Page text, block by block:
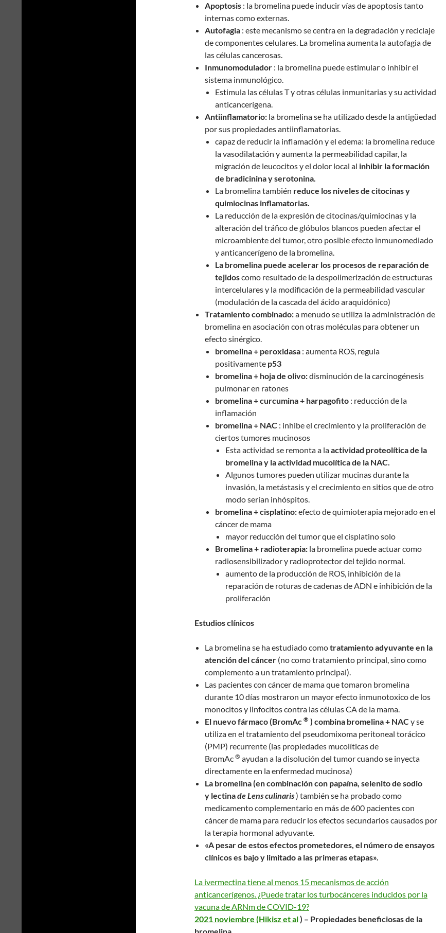
Apoptosis : la bromelina puede inducir vías de apoptosis tanto
internas como externas.
Autofagia : este mecanismo se centra en la degradación y reciclaje
de componentes celulares. La bromelina aumenta la autofagia de
las células cancerosas.
Inmunomodulador : la bromelina puede estimular o inhibir el
sistema inmunológico.
Estimula las células T y otras células inmunitarias y su actividad
anticancerígena.
Antiinflamatorio: la bromelina se ha utilizado desde la antigüedad
por sus propiedades antiinflamatorias.
capaz de reducir la inflamación y el edema: la bromelina reduce
la vasodilatación y aumenta la permeabilidad capilar, la
migración de leucocitos y el dolor local al inhibir la formación
de bradicinina y serotonina.
La bromelina también reduce los niveles de citocinas y
quimiocinas inflamatorias.
La reducción de la expresión de citocinas/quimiocinas y la
alteración del tráfico de glóbulos blancos pueden afectar el
microambiente del tumor, otro posible efecto inmunomediado
y anticancerígeno de la bromelina.
La bromelina puede acelerar los procesos de reparación de
tejidoscomo resultado de la despolimerización de estructuras
intercelulares y la modificación de la permeabilidad vascular
(modulación de la cascada del ácido araquidónico)
Tratamiento combinado:a menudo se utiliza la administración de
bromelina en asociación con otras moléculas para obtener un
efecto sinérgico.
bromelina + peroxidasa : aumenta ROS, regula
positivamente p53
bromelina + hoja de olivo:disminución de la carcinogénesis
pulmonar en ratones
bromelina + curcumina + harpagofito : reducción de la
inflamación
bromelina + NAC : inhibe el crecimiento y la proliferación de
ciertos tumores mucinosos
Esta actividad se remonta a laactividad proteolítica de la
bromelina y la actividad mucolítica de la NAC.
Algunos tumores pueden utilizar mucinas durante la
invasión, la metástasis y el crecimiento en sitios que de otro
modo serían inhóspitos.
bromelina + cisplatino:efecto de quimioterapia mejorado en el
cáncer de mama
mayor reducción del tumor que el cisplatino solo
Bromelina + radioterapia: la bromelina puede actuar como
radiosensibilizador y radioprotector del tejido normal.
aumento de la producción de ROS, inhibición de la
reparación de roturas de cadenas de ADN e inhibición de la
proliferación
Estudios clínicos
La bromelina se ha estudiado comotratamiento adyuvante en la
atención del cáncer (no como tratamiento principal, sino como
complemento a un tratamiento principal).
Las pacientes con cáncer de mama que tomaron bromelina
durante 10 días mostraron un mayor efecto inmunotoxico de los
monocitos y linfocitos contra las células CA de la mama.
El nuevo fármaco (BromAc ® ) combina bromelina + NAC y se
utiliza en el tratamiento del pseudomixoma peritoneal torácico
(PMP) recurrente (las propiedades mucolíticas de
BromAc ® ayudan a la disolución del tumor cuando se inyecta
directamente en la enfermedad mucinosa)
La bromelina (en combinación con papaína, selenito de sodio
y lectinade Lens culinaris) también se ha probado como
medicamento complementario en más de 600 pacientes con
cáncer de mama para reducir los efectos secundarios causados ​​por
la terapia hormonal adyuvante.
«A pesar de estos efectos prometedores, el número de ensayos
clínicos es bajo y limitado a las primeras etapas».
La ivermectina tiene al menos 15 mecanismos de acción
anticancerígenos. ¿Puede tratar los turbocánceres inducidos por la
vacuna de ARNm de COVID-19?
2021 noviembre (Hikisz et al) – Propiedades beneficiosas de la